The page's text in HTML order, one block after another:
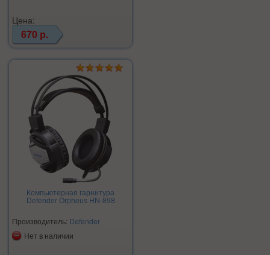
Цена:
670 р.
Компьютерная гарнитура
Defender Orpheus HN-898
Производитель: Defender
Нет в наличии